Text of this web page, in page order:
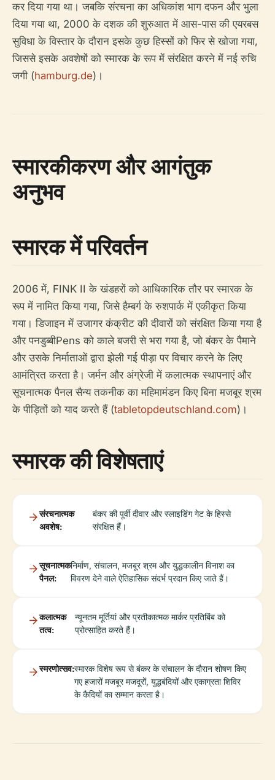
कर दिया गया था। जबकि संरचना का अधिकांश भाग दफन और भुला
दिया गया था, 2000 के दशक की शुरुआत में आस-पास की एयरबस
सुविधा के विस्तार के दौरान इसके कुछ हिस्सों को फिर से खोजा गया,
जिससे इसके अवशेषों को स्मारक के रूप में संरक्षित करने में नई रुचि
जगी (hamburg.de)।
स्मारकीकरण और आगंतुक
अनुभव
स्मारक में परिवर्तन
2006 में, FINK II के खंडहरों को आधिकारिक तौर पर स्मारक के
रूप में नामित किया गया, जिसे हैम्बर्ग के रुशपार्क में एकीकृत किया
गया। डिजाइन में उजागर कंक्रीट की दीवारों को संरक्षित किया गया है
और पनडुब्बीPens को काले बजरी से भरा गया है, जो बंकर के पैमाने
और उसके निर्माताओं द्वारा झेली गई पीड़ा पर विचार करने के लिए
आमंत्रित करता है। जर्मन और अंग्रेजी में कलात्मक स्थापनाएं और
सूचनात्मक पैनल सैन्य तकनीक का महिमामंडन किए बिना मजबूर श्रम
के पीड़ितों को याद करते हैं (tabletopdeutschland.com)।
स्मारक की विशेषताएं
संरचनात्मक
अवशेष:
बंकर की पूर्वी दीवार और स्लाइडिंग गेट के हिस्से
संरक्षित हैं।
सूचनात्मक
पैनल:
निर्माण, संचालन, मजबूर श्रम और युद्धकालीन विनाश का
विवरण देने वाले ऐतिहासिक संदर्भ प्रदान किए जाते हैं।
कलात्मक
तत्व:
न्यूनतम मूर्तियां और प्रतीकात्मक मार्कर प्रतिबिंब को
प्रोत्साहित करते हैं।
स्मरणोत्सव:स्मारक विशेष रूप से बंकर के संचालन के दौरान शोषण किए
गए हजारों मजबूर मजदूरों, युद्धबंदियों और एकाग्रता शिविर
के कैदियों का सम्मान करता है।